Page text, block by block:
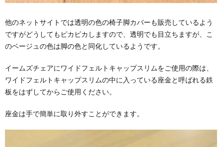
他のネットサイトでは透明の色の椅子脚カバーも販売しているよう
ですがどうしてもピカピカしますので、透明でも目立ちますが、こ
のベージュの色は脚の色と同化しているようです。
イームズチェアにワイドフェルトキャップスリムをご使用の際は、
ワイドフェルトキャップスリムの中に入っている座金と呼ばれる鉄
板をはずしてからご使用ください。
座金は手で簡単に取り外すことができます。